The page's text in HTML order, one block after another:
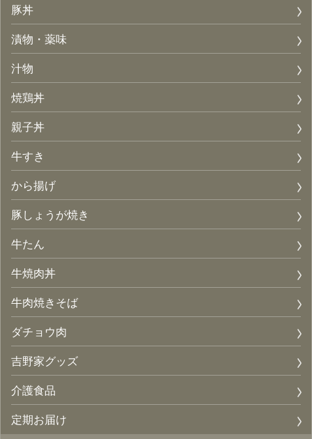
豚丼
漬物・薬味
汁物
焼鶏丼
親子丼
牛すき
から揚げ
豚しょうが焼き
牛たん
牛焼肉丼
牛肉焼きそば
ダチョウ肉
吉野家グッズ
介護食品
定期お届け